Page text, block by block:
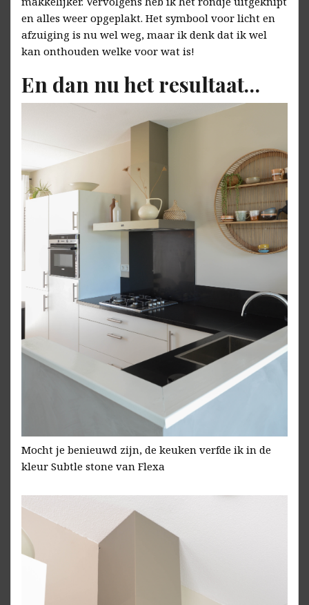
en alles weer opgeplakt. Het symbool voor licht en
afzuiging is nu wel weg, maar ik denk dat ik wel
kan onthouden welke voor wat is!
En dan nu het resultaat…
Mocht je benieuwd zijn, de keuken verfde ik in de
kleur Subtle stone van Flexa